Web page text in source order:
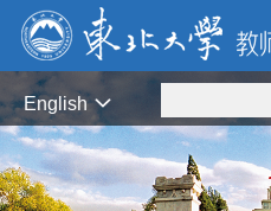
English